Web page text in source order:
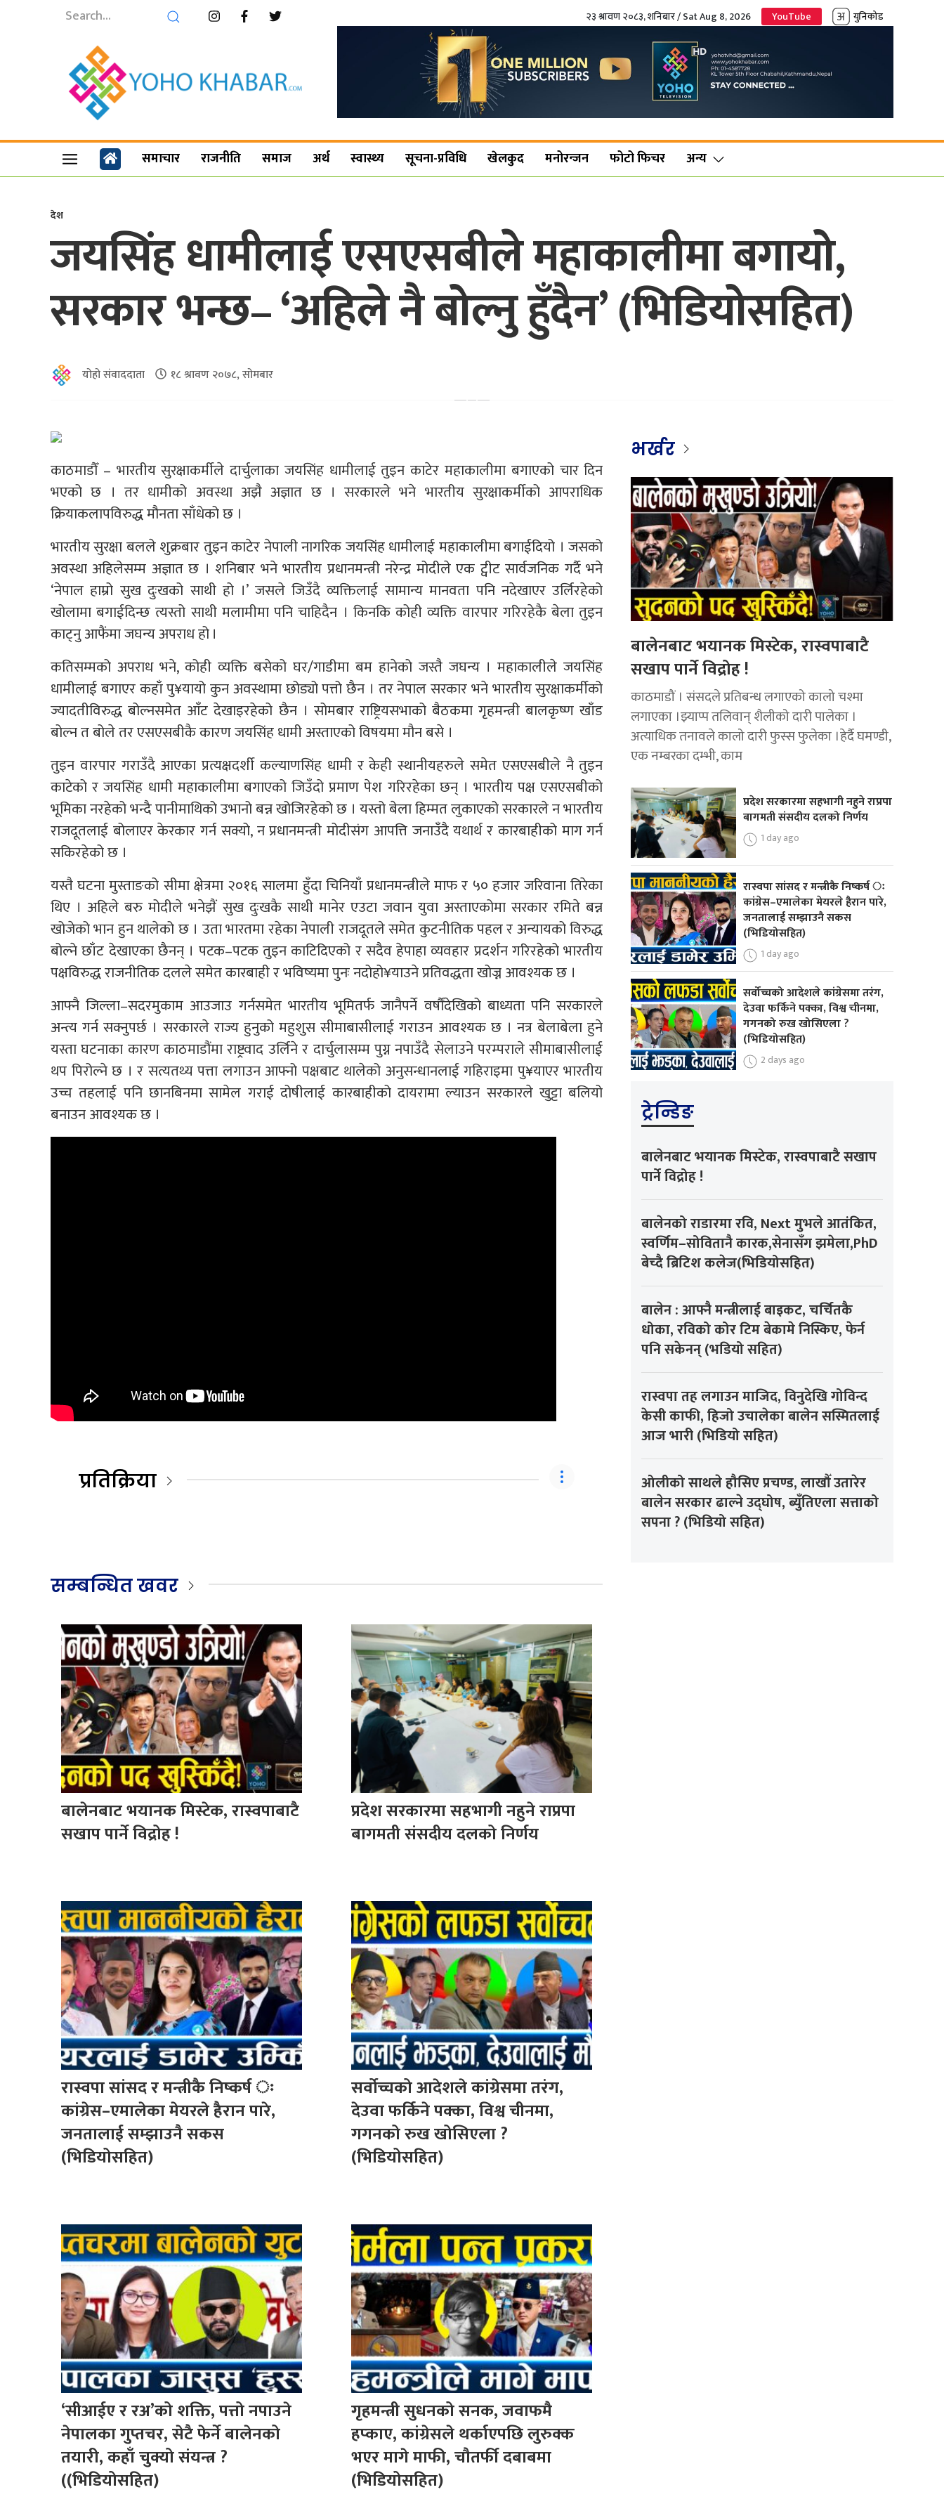
२३ श्रावण २०८३, शनिबार / Sat Aug 8, 2026 YouTube युनिकोड
समाचार राजनीति समाज अर्थ स्वास्थ्य सूचना-प्रविधि खेलकुद मनोरन्जन फोटो फिचर अन्य
देश
जयसिंह धामीलाई एसएसबीले महाकालीमा बगायो,
सरकार भन्छ– ‘अहिले नै बोल्नु हुँदैन’ (भिडियोसहित)
योहो संवाददाता १८ श्रावण २०७८, सोमबार
काठमाडौँ – भारतीय सुरक्षाकर्मीले दार्चुलाका जयसिंह धामीलाई तुइन काटेर महाकालीमा बगाएको चार दिन
भएको छ । तर धामीको अवस्था अझै अज्ञात छ । सरकारले भने भारतीय सुरक्षाकर्मीको आपराधिक
क्रियाकलापविरुद्ध मौनता साँधेको छ ।
भारतीय सुरक्षा बलले शुक्रबार तुइन काटेर नेपाली नागरिक जयसिंह धामीलाई महाकालीमा बगाईदियो । जसको
अवस्था अहिलेसम्म अज्ञात छ । शनिबार भने भारतीय प्रधानमन्त्री नरेन्द्र मोदीले एक ट्वीट सार्वजनिक गर्दै भने
‘नेपाल हाम्रो सुख दुःखको साथी हो ।’ जसले जिउँदै व्यक्तिलाई सामान्य मानवता पनि नदेखाएर उर्लिरहेको
खोलामा बगाईदिन्छ त्यस्तो साथी मलामीमा पनि चाहिदैन । किनकि कोही व्यक्ति वारपार गरिरहेकै बेला तुइन
काट्नु आफैंमा जघन्य अपराध हो ।
कतिसम्मको अपराध भने, कोही व्यक्ति बसेको घर/गाडीमा बम हानेको जस्तै जघन्य । महाकालीले जयसिंह
धामीलाई बगाएर कहाँ पु¥यायो कुन अवस्थामा छोड्यो पत्तो छैन । तर नेपाल सरकार भने भारतीय सुरक्षाकर्मीको
ज्यादतीविरुद्ध बोल्नसमेत आँट देखाइरहेको छैन । सोमबार राष्ट्रियसभाको बैठकमा गृहमन्त्री बालकृष्ण खाँड
बोल्न त बोले तर एसएसबीकै कारण जयसिंह धामी अस्ताएको विषयमा मौन बसे ।
तुइन वारपार गराउँदै आएका प्रत्यक्षदर्शी कल्याणसिंह धामी र केही स्थानीयहरुले समेत एसएसबीले नै तुइन
काटेको र जयसिंह धामी महाकालीमा बगाएको जिउँदो प्रमाण पेश गरिरहेका छन् । भारतीय पक्ष एसएसबीको
भूमिका नरहेको भन्दै पानीमाथिको उभानो बन्न खोजिरहेको छ । यस्तो बेला हिम्मत लुकाएको सरकारले न भारतीय
राजदूतलाई बोलाएर केरकार गर्न सक्यो, न प्रधानमन्त्री मोदीसंग आपत्ति जनाउँदै यथार्थ र कारबाहीको माग गर्न
सकिरहेको छ ।
यस्तै घटना मुस्ताङको सीमा क्षेत्रमा २०१६ सालमा हुँदा चिनियाँ प्रधानमन्त्रीले माफ र ५० हजार जरिवाना तिरेका
थिए । अहिले बरु मोदीले भनेझैं सुख दुःखकै साथी मानेर एउटा जवान युवा अस्ताएकोमा सरकार रमिते बन्न
खोजेको भान हुन थालेको छ । उता भारतमा रहेका नेपाली राजदूतले समेत कुटनीतिक पहल र अन्यायको विरुद्ध
बोल्ने छाँट देखाएका छैनन् । पटक–पटक तुइन काटिदिएको र सदैव हेपाहा व्यवहार प्रदर्शन गरिरहेको भारतीय
पक्षविरुद्ध राजनीतिक दलले समेत कारबाही र भविष्यमा पुनः नदोहो¥याउने प्रतिवद्धता खोज्न आवश्यक छ ।
आफ्नै जिल्ला–सदरमुकाम आउजाउ गर्नसमेत भारतीय भूमितर्फ जानैपर्ने वर्षौंदेखिको बाध्यता पनि सरकारले
अन्त्य गर्न सक्नुपर्छ । सरकारले राज्य हुनुको महुशुस सीमाबासीलाई गराउन आवश्यक छ । नत्र बेलाबेला हुने
यस्ता घटनाका कारण काठमाडौंमा राष्ट्रवाद उर्लिने र दार्चुलासम्म पुग्न नपाउँदै सेलाउने परम्पराले सीमाबासीलाई
थप पिरोल्ने छ । र सत्यतथ्य पत्ता लगाउन आफ्नो पक्षबाट थालेको अनुसन्धानलाई गहिराइमा पु¥याएर भारतीय
उच्च तहलाई पनि छानबिनमा सामेल गराई दोषीलाई कारबाहीको दायरामा ल्याउन सरकारले खुट्टा बलियो
बनाउन आवश्यक छ ।
प्रतिक्रिया
सम्बन्धित खवर
बालेनबाट भयानक मिस्टेक, रास्वपाबाटै
सखाप पार्ने विद्रोह !
प्रदेश सरकारमा सहभागी नहुने राप्रपा
बागमती संसदीय दलको निर्णय
रास्वपा सांसद र मन्त्रीकै निष्कर्ष ः
कांग्रेस–एमालेका मेयरले हैरान पारे,
जनतालाई सम्झाउनै सकस
(भिडियोसहित)
सर्वोच्चको आदेशले कांग्रेसमा तरंग,
देउवा फर्किने पक्का, विश्व चीनमा,
गगनको रुख खोसिएला ?
(भिडियोसहित)
‘सीआईए र रअ’को शक्ति, पत्तो नपाउने
नेपालका गुप्तचर, सेटै फेर्ने बालेनको
तयारी, कहाँ चुक्यो संयन्त्र ?
((भिडियोसहित)
गृहमन्त्री सुधनको सनक, जवाफमै
हप्काए, कांग्रेसले थर्काएपछि लुरुक्क
भएर मागे माफी, चौतर्फी दबाबमा
(भिडियोसहित)
भर्खर
बालेनबाट भयानक मिस्टेक, रास्वपाबाटै
सखाप पार्ने विद्रोह !
काठमाडौं । संसदले प्रतिबन्ध लगाएको कालो चश्मा
लगाएका ।झ्याप्प तलिवान् शैलीको दारी पालेका ।
अत्याधिक तनावले कालो दारी फुस्स फुलेका ।हेर्दै घमण्डी,
एक नम्बरका दम्भी, काम
प्रदेश सरकारमा सहभागी नहुने राप्रपा
बागमती संसदीय दलको निर्णय
1 day ago
रास्वपा सांसद र मन्त्रीकै निष्कर्ष ः
कांग्रेस–एमालेका मेयरले हैरान पारे,
जनतालाई सम्झाउनै सकस
(भिडियोसहित)
1 day ago
सर्वोच्चको आदेशले कांग्रेसमा तरंग,
देउवा फर्किने पक्का, विश्व चीनमा,
गगनको रुख खोसिएला ?
(भिडियोसहित)
2 days ago
ट्रेन्डिङ
बालेनबाट भयानक मिस्टेक, रास्वपाबाटै सखाप
पार्ने विद्रोह !
बालेनको राडारमा रवि, Next मुभले आतंकित,
स्वर्णिम–सोवितानै कारक,सेनासँग झमेला,PhD
बेच्दै ब्रिटिश कलेज(भिडियोसहित)
बालेन : आफ्नै मन्त्रीलाई बाइकट, चर्चितकै
धोका, रविको कोर टिम बेकामे निस्किए, फेर्न
पनि सकेनन् (भडियो सहित)
रास्वपा तह लगाउन माजिद, विनुदेखि गोविन्द
केसी काफी, हिजो उचालेका बालेन सस्मितलाई
आज भारी (भिडियो सहित)
ओलीको साथले हौसिए प्रचण्ड, लाखौँ उतारेर
बालेन सरकार ढाल्ने उद्घोष, ब्युँतिएला सत्ताको
सपना ? (भिडियो सहित)